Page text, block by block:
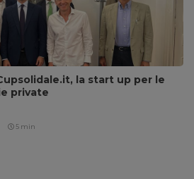
la start up per le
private
5 min